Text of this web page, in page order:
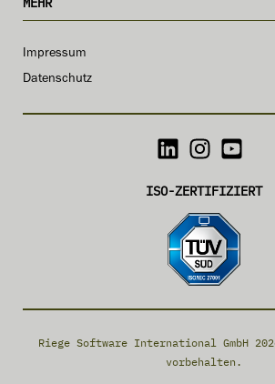
Impressum
Datenschutz
ISO-ZERTIFIZIERT
Riege Software International GmbH
vorbehalten.